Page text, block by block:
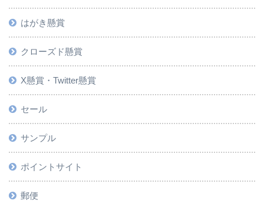
はがき懸賞
クローズド懸賞
X懸賞・Twitter懸賞
セール
サンプル
ポイントサイト
郵便